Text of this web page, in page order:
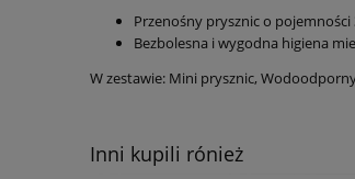
Przenośny prysznic o
Bezbolesna i wygodna higiena
W zestawie: Mini prysznic,
Inni kupili rónież